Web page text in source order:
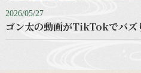
2026/05/27
ゴン太の動画がTikTokでバズ